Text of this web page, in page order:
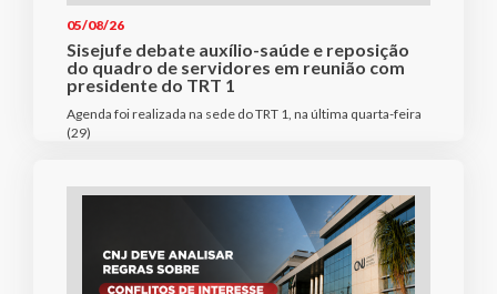
05/08/26
Sisejufe debate auxílio-saúde e reposição
do quadro de servidores em reunião com
presidente do TRT 1
Agenda foi realizada na sede do TRT 1, na última quarta-feira
(29)